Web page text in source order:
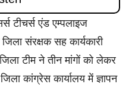
टीचर्स एंड एम्पलाइज
संरक्षक सह कार्यकारी
टीम ने तीन मांगों को लेकर
कांग्रेस कार्यालय में ज्ञापन